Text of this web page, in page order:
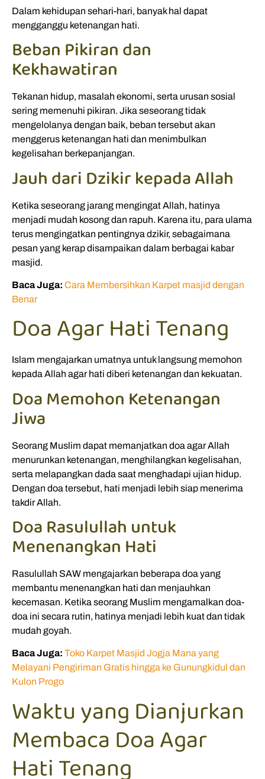
Dalam kehidupan sehari-hari, banyak hal dapat
mengganggu ketenangan hati.
Beban Pikiran dan
Kekhawatiran
Tekanan hidup, masalah ekonomi, serta urusan sosial
sering memenuhi pikiran. Jika seseorang tidak
mengelolanya dengan baik, beban tersebut akan
menggerus ketenangan hati dan menimbulkan
kegelisahan berkepanjangan.
Jauh dari Dzikir kepada Allah
Ketika seseorang jarang mengingat Allah, hatinya
menjadi mudah kosong dan rapuh. Karena itu, para ulama
terus mengingatkan pentingnya dzikir, sebagaimana
pesan yang kerap disampaikan dalam berbagai kabar
masjid.
Baca Juga: Cara Membersihkan Karpet masjid dengan
Benar
Doa Agar Hati Tenang
Islam mengajarkan umatnya untuk langsung memohon
kepada Allah agar hati diberi ketenangan dan kekuatan.
Doa Memohon Ketenangan
Jiwa
Seorang Muslim dapat memanjatkan doa agar Allah
menurunkan ketenangan, menghilangkan kegelisahan,
serta melapangkan dada saat menghadapi ujian hidup.
Dengan doa tersebut, hati menjadi lebih siap menerima
takdir Allah.
Doa Rasulullah untuk
Menenangkan Hati
Rasulullah SAW mengajarkan beberapa doa yang
membantu menenangkan hati dan menjauhkan
kecemasan. Ketika seorang Muslim mengamalkan doa-
doa ini secara rutin, hatinya menjadi lebih kuat dan tidak
mudah goyah.
Baca Juga: Toko Karpet Masjid Jogja Mana yang
Melayani Pengiriman Gratis hingga ke Gunungkidul dan
Kulon Progo
Waktu yang Dianjurkan
Membaca Doa Agar
Hati Tenang